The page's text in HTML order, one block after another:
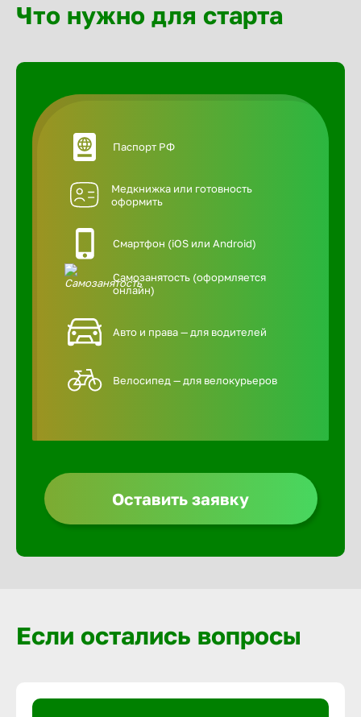
Что нужно для старта
Паспорт РФ
Медкнижка или готовность
оформить
Смартфон (iOS или Android)
Самозанятость (оформляется
онлайн)
Авто и права — для водителей
Велосипед — для велокурьеров
Оставить заявку
Если остались вопросы